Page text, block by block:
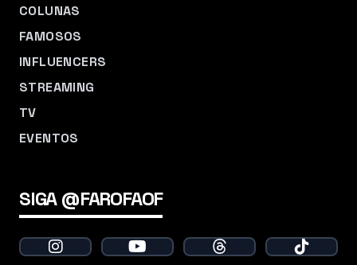
COLUNAS
FAMOSOS
INFLUENCERS
STREAMING
TV
EVENTOS
SIGA @FAROFAOF